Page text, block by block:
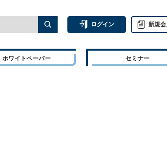
ログイン 新規
ホワイトペーパー セミナー